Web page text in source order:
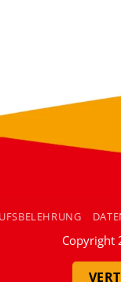
Copyright